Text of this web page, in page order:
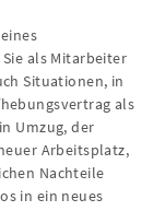
als Mitarbeiter
Situationen, in
als
Umzug, der
Arbeitsplatz,
Nachteile
in ein neues